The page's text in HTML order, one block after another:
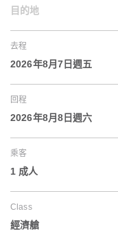
目的地
去程
2026年8月7日週五
回程
2026年8月8日週六
乘客
1 成人
Class
經濟艙